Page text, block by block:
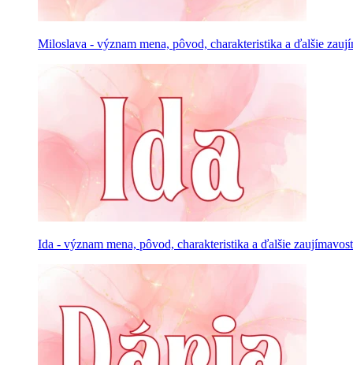
Miloslava - význam mena, pôvod, charakteristika a ďalšie
Ida - význam mena, pôvod, charakteristika a ďalšie